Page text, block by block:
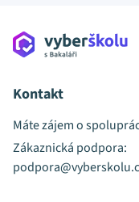
Kontakt
Máte zájem o
Zákaznická podpora: